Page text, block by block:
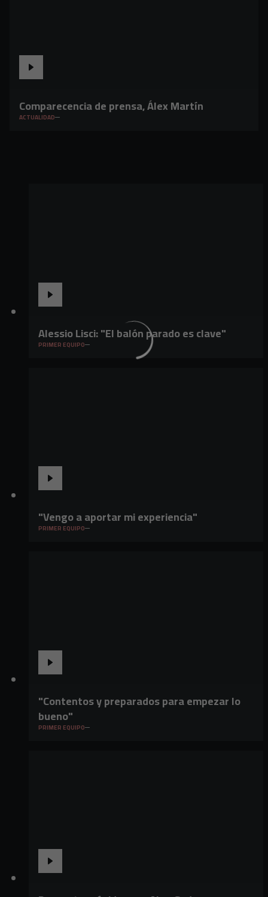
Comparecencia de prensa, Álex Martín
ACTUALIDAD
Alessio Lisci: "El balón parado es clave"
PRIMER EQUIPO
"Vengo a aportar mi experiencia"
PRIMER EQUIPO
"Contentos y preparados para empezar lo
bueno"
PRIMER EQUIPO